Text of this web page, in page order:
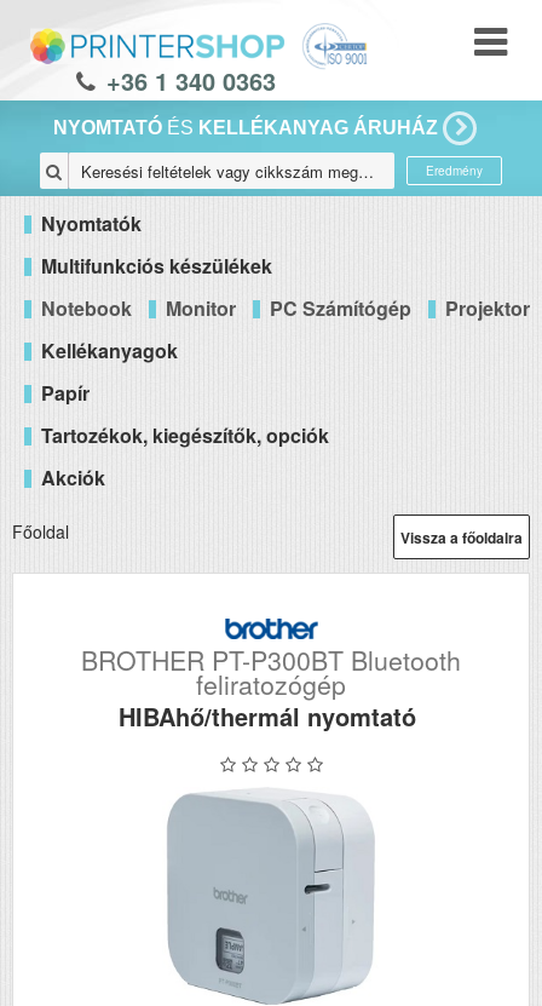
+36 1 340 0363
NYOMTATÓ ÉS KELLÉKANYAG ÁRUHÁZ
Eredmény
Nyomtatók
Multifunkciós készülékek
Notebook
Monitor PC Számítógép
Projektor
Kellékanyagok
Papír
Tartozékok, kiegészítők, opciók
Akciók
Vissza a főoldalra
Főoldal
BROTHER PT-P300BT Bluetooth
feliratozógép
HIBAhő/thermál nyomtató